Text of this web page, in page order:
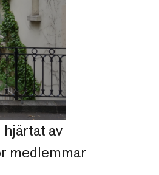
hjärtat av
medlemmar